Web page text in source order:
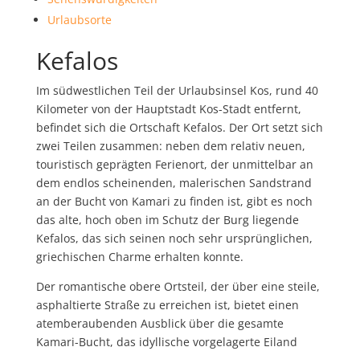
Urlaubsorte
Kefalos
Im südwestlichen Teil der Urlaubsinsel Kos, rund 40
Kilometer von der Hauptstadt Kos-Stadt entfernt,
befindet sich die Ortschaft Kefalos. Der Ort setzt sich
zwei Teilen zusammen: neben dem relativ neuen,
touristisch geprägten Ferienort, der unmittelbar an
dem endlos scheinenden, malerischen Sandstrand
an der Bucht von Kamari zu finden ist, gibt es noch
das alte, hoch oben im Schutz der Burg liegende
Kefalos, das sich seinen noch sehr ursprünglichen,
griechischen Charme erhalten konnte.
Der romantische obere Ortsteil, der über eine steile,
asphaltierte Straße zu erreichen ist, bietet einen
atemberaubenden Ausblick über die gesamte
Kamari-Bucht, das idyllische vorgelagerte Eiland